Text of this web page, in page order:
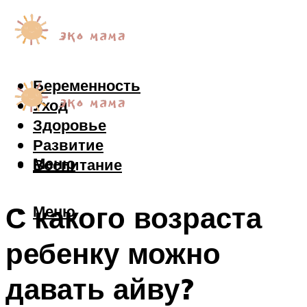
Беременность
Уход
Здоровье
Развитие
Воспитание
Меню
Меню
С какого возраста
ребенку можно
давать айву?